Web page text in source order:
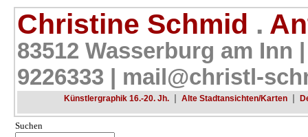
Christine Schmid .
83512 Wasserburg am Inn
9226333 | mail@christl-
Künstlergraphik 16.-20. Jh. | Alte Stadtansichten/Karten |
Suchen